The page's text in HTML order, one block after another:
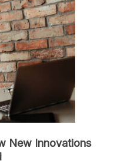
New Innovations